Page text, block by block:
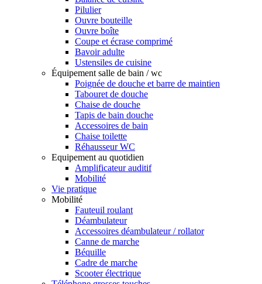
Pilulier
Ouvre bouteille
Ouvre boîte
Coupe et écrase comprimé
Bavoir adulte
Ustensiles de cuisine
Équipement salle de bain / wc
Poignée de douche et barre de maintien
Tabouret de douche
Chaise de douche
Tapis de bain douche
Accessoires de bain
Chaise toilette
Réhausseur WC
Equipement au quotidien
Amplificateur auditif
Mobilité
Vie pratique
Mobilité
Fauteuil roulant
Déambulateur
Accessoires déambulateur / rollator
Canne de marche
Béquille
Cadre de marche
Scooter électrique